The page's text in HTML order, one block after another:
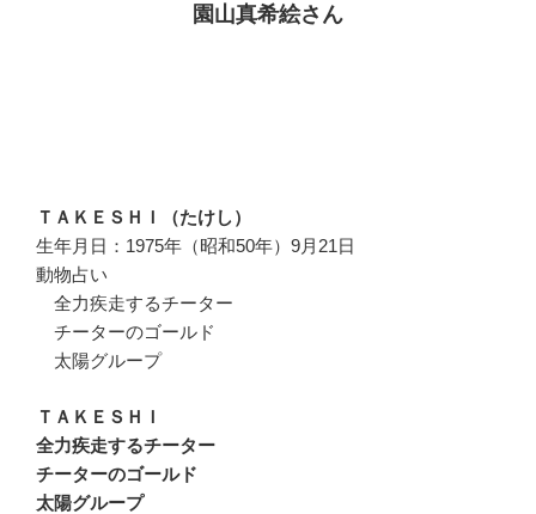
園山真希絵さん
ＴＡＫＥＳＨＩ（たけし）
生年月日：1975年（昭和50年）9月21日
動物占い
全力疾走するチーター
チーターのゴールド
太陽グループ
ＴＡＫＥＳＨＩ
全力疾走するチーター
チーターのゴールド
太陽グループ